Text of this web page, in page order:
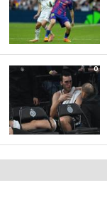
0